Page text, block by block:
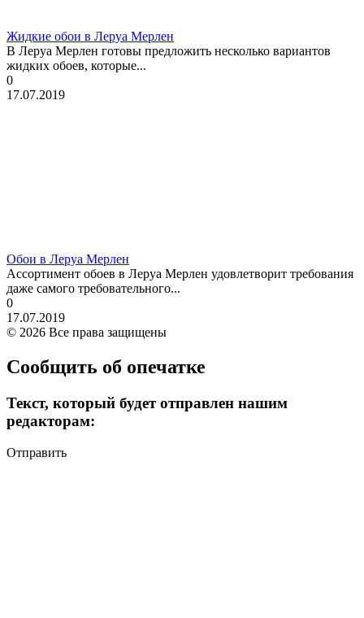
Жидкие обои в Леруа Мерлен
В Леруа Мерлен готовы предложить несколько вариантов
жидких обоев, которые...
0
17.07.2019
Обои в Леруа Мерлен
Ассортимент обоев в Леруа Мерлен удовлетворит требования
даже самого требовательного...
0
17.07.2019
© 2026 Все права защищены
Сообщить об опечатке
Текст, который будет отправлен нашим
редакторам:
Отправить